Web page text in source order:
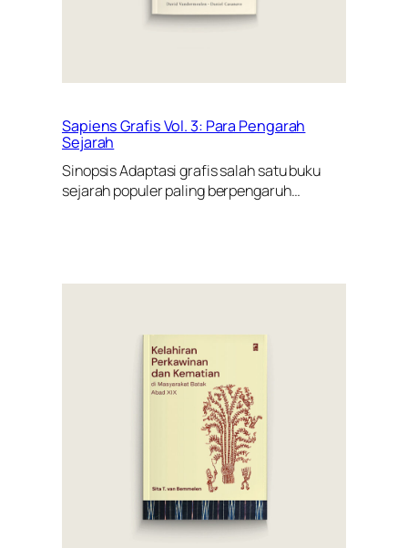
Sapiens Grafis Vol. 3: Para Pengarah
Sejarah
Sinopsis Adaptasi grafis salah satu buku
sejarah populer paling berpengaruh…